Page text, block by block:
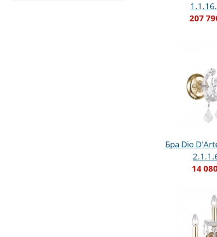
207
Бра Dio
14